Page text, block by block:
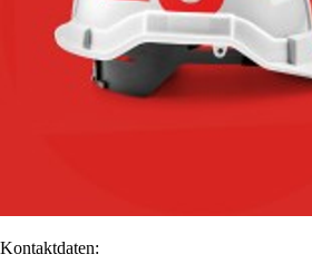
Kontaktdaten: